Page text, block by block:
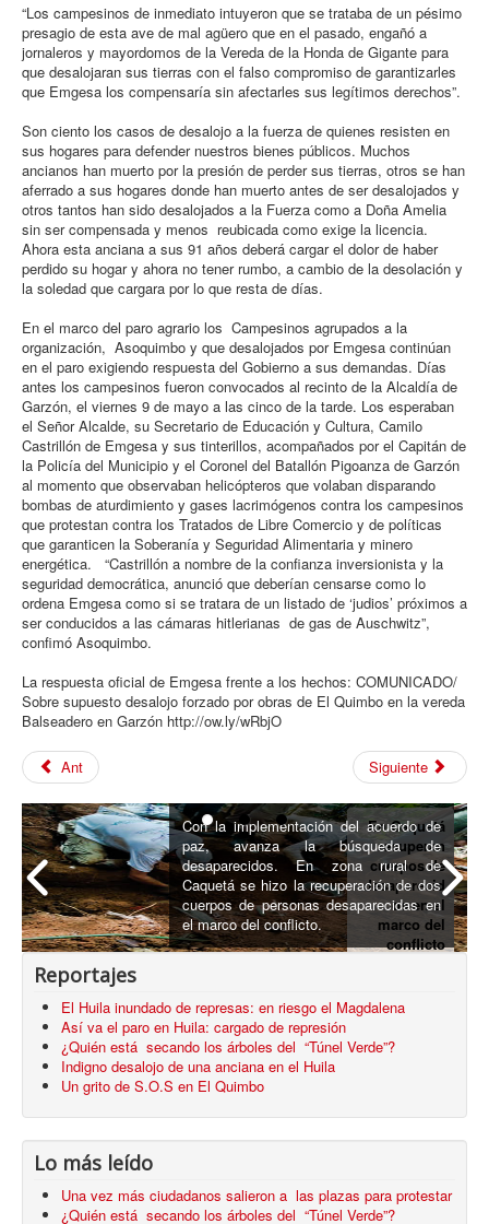
“Los campesinos de inmediato intuyeron que se trataba de un pésimo
presagio de esta ave de mal agüero que en el pasado, engañó a
jornaleros y mayordomos de la Vereda de la Honda de Gigante para
que desalojaran sus tierras con el falso compromiso de garantizarles
que Emgesa los compensaría sin afectarles sus legítimos derechos”.
Son ciento los casos de desalojo a la fuerza de quienes resisten en
sus hogares para defender nuestros bienes públicos. Muchos
ancianos han muerto por la presión de perder sus tierras, otros se han
aferrado a sus hogares donde han muerto antes de ser desalojados y
otros tantos han sido desalojados a la Fuerza como a Doña Amelia
sin ser compensada y menos reubicada como exige la licencia.
Ahora esta anciana a sus 91 años deberá cargar el dolor de haber
perdido su hogar y ahora no tener rumbo, a cambio de la desolación y
la soledad que cargara por lo que resta de días.
En el marco del paro agrario los Campesinos agrupados a la
organización, Asoquimbo y que desalojados por Emgesa continúan
en el paro exigiendo respuesta del Gobierno a sus demandas. Días
antes los campesinos fueron convocados al recinto de la Alcaldía de
Garzón, el viernes 9 de mayo a las cinco de la tarde. Los esperaban
el Señor Alcalde, su Secretario de Educación y Cultura, Camilo
Castrillón de Emgesa y sus tinterillos, acompañados por el Capitán de
la Policía del Municipio y el Coronel del Batallón Pigoanza de Garzón
al momento que observaban helicópteros que volaban disparando
bombas de aturdimiento y gases lacrimógenos contra los campesinos
que protestan contra los Tratados de Libre Comercio y de políticas
que garanticen la Soberanía y Seguridad Alimentaria y minero
energética. “Castrillón a nombre de la confianza inversionista y la
seguridad democrática, anunció que deberían censarse como lo
ordena Emgesa como si se tratara de un listado de ‘judios’ próximos a
ser conducidos a las cámaras hitlerianas de gas de Auschwitz”,
confimó Asoquimbo.
La respuesta oficial de Emgesa frente a los hechos: COMUNICADO/
Sobre supuesto desalojo forzado por obras de El Quimbo en la vereda
Balseadero en Garzón http://ow.ly/wRbjO
Ant Siguiente
En Caquetá
recuperan
cuerpos de
desaparecid
os en el
marco del
conflicto
Con la implementación del acuerdo de
paz, avanza la búsqueda de
desaparecidos. En zona rural de
Caquetá se hizo la recuperación de dos
cuerpos de personas desaparecidas en
el marco del conflicto.
Reportajes
El Huila inundado de represas: en riesgo el Magdalena
Así va el paro en Huila: cargado de represión
¿Quién está secando los árboles del “Túnel Verde”?
Indigno desalojo de una anciana en el Huila
Un grito de S.O.S en El Quimbo
Lo más leído
Una vez más ciudadanos salieron a las plazas para protestar
¿Quién está secando los árboles del “Túnel Verde”?